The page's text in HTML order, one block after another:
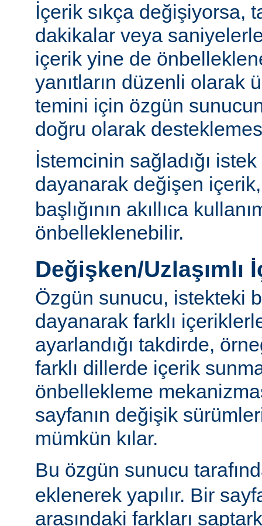
İçerik sıkça değişiyorsa,
dakikalar veya
içerik yine de
yanıtların düzenli olarak
temini için özgün
doğru olarak
İstemcinin sağladığı istek
dayanarak değişen
başlığının akıllıca
önbelleklenebilir.
Değişken/Uzlaşımlı
Özgün sunucu, istekteki
dayanarak farklı
ayarlandığı takdirde,
farklı dillerde içerik
önbellekleme
sayfanın değişik
mümkün kılar.
Bu özgün sunucu
eklenerek yapılır. Bir
arasındaki farkları